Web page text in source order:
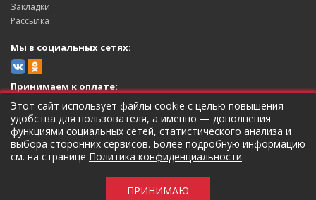
Закладки
Рассылка
Мы в социальных сетях:
Принимаем к оплате:
Магазин цветочной рассады Дверь в лето © 2026 ИП Щербаков
Андрей Анатольевич ОГРНИП 320482700030372
Этот сайт использует файлы cookie с целью повышения
удобства для пользователя, а именно — дополнения
функциями социальных сетей, статистического анализа и
выбора сторонних сервисов. Более подробную информацию
см. на странице Политика конфиденциальности.
ПРИНИМАЮ